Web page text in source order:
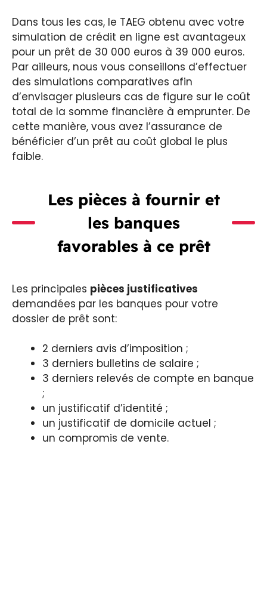
Dans tous les cas, le TAEG obtenu avec votre
simulation de crédit en ligne est avantageux
pour un prêt de 30 000 euros à 39 000 euros.
Par ailleurs, nous vous conseillons d’effectuer
des simulations comparatives afin
d’envisager plusieurs cas de figure sur le coût
total de la somme financière à emprunter. De
cette manière, vous avez l’assurance de
bénéficier d’un prêt au coût global le plus
faible.
Les pièces à fournir et
les banques
favorables à ce prêt
Les principales pièces justificatives
demandées par les banques pour votre
dossier de prêt sont:
2 derniers avis d’imposition ;
3 derniers bulletins de salaire ;
3 derniers relevés de compte en banque
;
un justificatif d’identité ;
un justificatif de domicile actuel ;
un compromis de vente.